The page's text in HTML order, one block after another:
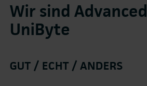
Wir sind Advanced
UniByte
GUT / ECHT / ANDERS